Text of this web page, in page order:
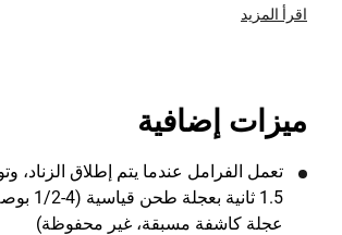
اقرأ المزيد
ميزات إضافية
تعمل الفرامل عندما يتم إطلاق
عجلة كاشفة مسبقة، غير محفوظة)